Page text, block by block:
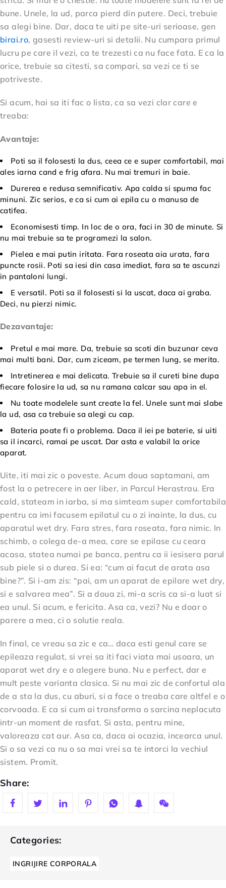
bune. Unele, la ud, parca pierd din putere. Deci, trebuie
sa alegi bine. Dar, daca te uiti pe site-uri serioase, gen
birai.ro, gasesti review-uri si detalii. Nu cumpara primul
lucru pe care il vezi, ca te trezesti ca nu face fata. E ca la
orice, trebuie sa citesti, sa compari, sa vezi ce ti se
potriveste.
Si acum, hai sa iti fac o lista, ca sa vezi clar care e
treaba:
Avantaje:
Poti sa il folosesti la dus, ceea ce e super comfortabil, mai
ales iarna cand e frig afara. Nu mai tremuri in baie.
Durerea e redusa semnificativ. Apa calda si spuma fac
minuni. Zic serios, e ca si cum ai epila cu o manusa de
catifea.
Economisesti timp. In loc de o ora, faci in 30 de minute. Si
nu mai trebuie sa te programezi la salon.
Pielea e mai putin iritata. Fara roseata aia urata, fara
puncte rosii. Poti sa iesi din casa imediat, fara sa te ascunzi
in pantaloni lungi.
E versatil. Poti sa il folosesti si la uscat, daca ai graba.
Deci, nu pierzi nimic.
Dezavantaje:
Pretul e mai mare. Da, trebuie sa scoti din buzunar ceva
mai multi bani. Dar, cum ziceam, pe termen lung, se merita.
Intretinerea e mai delicata. Trebuie sa il cureti bine dupa
fiecare folosire la ud, sa nu ramana calcar sau apa in el.
Nu toate modelele sunt create la fel. Unele sunt mai slabe
la ud, asa ca trebuie sa alegi cu cap.
Bateria poate fi o problema. Daca il iei pe baterie, si uiti
sa il incarci, ramai pe uscat. Dar asta e valabil la orice
aparat.
Uite, iti mai zic o poveste. Acum doua saptamani, am
fost la o petrecere in aer liber, in Parcul Herastrau. Era
cald, stateam in iarba, si ma simteam super comfortabila
pentru ca imi facusem epilatul cu o zi inainte, la dus, cu
aparatul wet dry. Fara stres, fara roseata, fara nimic. In
schimb, o colega de-a mea, care se epilase cu ceara
acasa, statea numai pe banca, pentru ca ii iesisera parul
sub piele si o durea. Si ea: “cum ai facut de arata asa
bine?”. Si i-am zis: “pai, am un aparat de epilare wet dry,
si e salvarea mea”. Si a doua zi, mi-a scris ca si-a luat si
ea unul. Si acum, e fericita. Asa ca, vezi? Nu e doar o
parere a mea, ci o solutie reala.
In final, ce vreau sa zic e ca… daca esti genul care se
epileaza regulat, si vrei sa iti faci viata mai usoara, un
aparat wet dry e o alegere buna. Nu e perfect, dar e
mult peste varianta clasica. Si nu mai zic de confortul ala
de a sta la dus, cu aburi, si a face o treaba care altfel e o
corvoada. E ca si cum ai transforma o sarcina neplacuta
intr-un moment de rasfat. Si asta, pentru mine,
valoreaza cat aur. Asa ca, daca ai ocazia, incearca unul.
Si o sa vezi ca nu o sa mai vrei sa te intorci la vechiul
sistem. Promit.
Share:
Categories:
INGRIJIRE CORPORALA